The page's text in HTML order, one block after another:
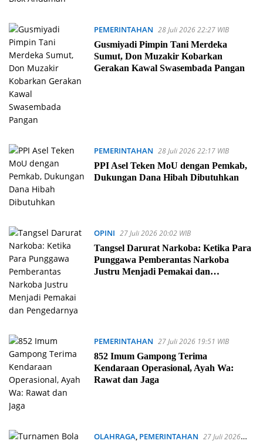
PEMERINTAHAN 28 Juli 2026 22:27 WIB
Gusmiyadi Pimpin Tani Merdeka
Sumut, Don Muzakir Kobarkan
Gerakan Kawal Swasembada Pangan
PEMERINTAHAN 28 Juli 2026 22:17 WIB
PPI Asel Teken MoU dengan Pemkab,
Dukungan Dana Hibah Dibutuhkan
OPINI 27 Juli 2026 20:02 WIB
Tangsel Darurat Narkoba: Ketika Para
Punggawa Pemberantas Narkoba
Justru Menjadi Pemakai dan
PEMERINTAHAN 27 Juli 2026 19:51 WIB
852 Imum Gampong Terima
Kendaraan Operasional, Ayah Wa:
Rawat dan Jaga
OLAHRAGA, PEMERINTAHAN 27 Juli 2026